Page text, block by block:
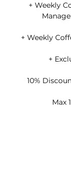
+ Weekly
+ Weekly
+
10%
Max